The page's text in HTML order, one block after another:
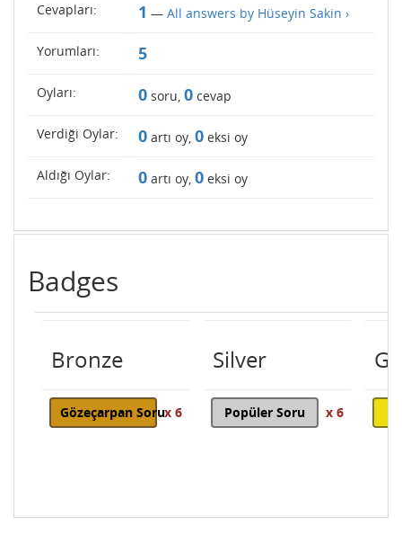
Cevapları: 1 — All answers by Hüseyin Sakin ›
Yorumları: 5
Oyları: 0 soru, 0 cevap
Verdiği Oylar: 0 artı oy, 0 eksi oy
Aldığı Oylar: 0 artı oy, 0 eksi oy
Badges
Bronze
Gözeçarpan Sorux 6
Silver
Popüler Soru x 6